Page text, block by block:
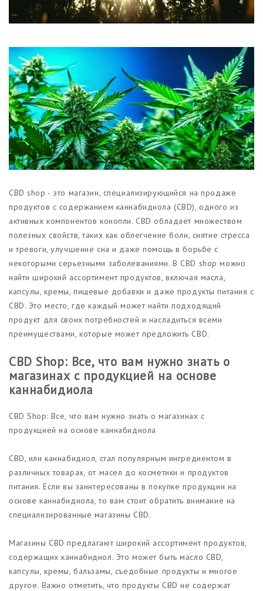
Функциональные продукты с
CBD
Красота и гигиена
CBD для животных
Какао и шоколад с CBD
Магазины
CBD shop - это магазин, специализирующийся на продаже
продуктов с содержанием каннабидиола (CBD), одного из
активных компонентов конопли. CBD обладает множеством
полезных свойств, таких как облегчение боли, снятие стресса
и тревоги, улучшение сна и даже помощь в борьбе с
некоторыми серьезными заболеваниями. В CBD shop можно
найти широкий ассортимент продуктов, включая масла,
капсулы, кремы, пищевые добавки и даже продукты питания с
CBD. Это место, где каждый может найти подходящий
продукт для своих потребностей и насладиться всеми
преимуществами, которые может предложить CBD.
CBD Shop: Все, что вам нужно знать о
магазинах с продукцией на основе
каннабидиола
CBD Shop: Все, что вам нужно знать о магазинах с
продукцией на основе каннабидиола
CBD, или каннабидиол, стал популярным ингредиентом в
различных товарах, от масел до косметики и продуктов
питания. Если вы заинтересованы в покупке продукции на
основе каннабидиола, то вам стоит обратить внимание на
специализированные магазины CBD.
Магазины CBD предлагают широкий ассортимент продуктов,
содержащих каннабидиол. Это может быть масло CBD,
капсулы, кремы, бальзамы, съедобные продукты и многое
другое. Важно отметить, что продукты CBD не содержат